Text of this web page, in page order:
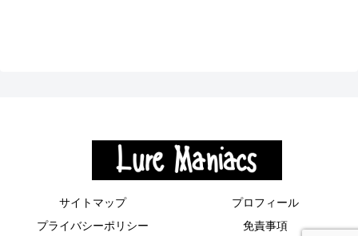
サイトマップ
プロフィール
プライバシーポリシー
免責事項